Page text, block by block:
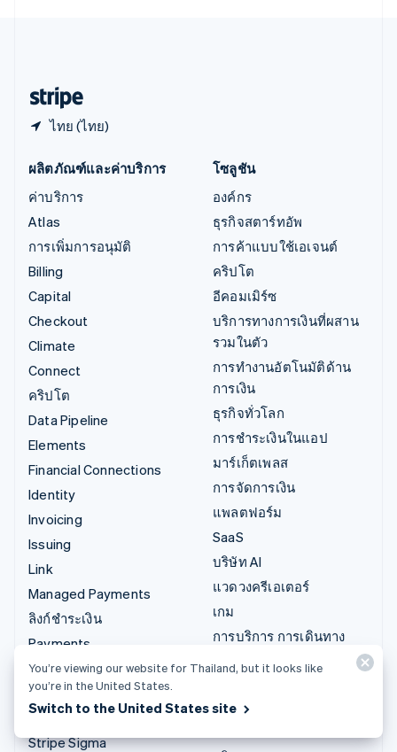
ไทย (ไทย)
ผลิตภัณฑ์และค่าบริการ
ค่าบริการ
Atlas
การเพิ่มการอนุมัติ
Billing
Capital
Checkout
Climate
Connect
คริปโต
Data Pipeline
Elements
Financial Connections
Identity
Invoicing
Issuing
Link
Managed Payments
ลิงก์ชำระเงิน
Payments
Payouts
Radar
Revenue Recognition
Stripe Sigma
โซลูชัน
องค์กร
ธุรกิจสตาร์ทอัพ
การค้าแบบใช้เอเจนต์
คริปโต
อีคอมเมิร์ซ
บริการทางการเงินที่ผสาน
รวมในตัว
การทำงานอัตโนมัติด้าน
การเงิน
ธุรกิจทั่วโลก
การชำระเงินในแอป
มาร์เก็ตเพลส
การจัดการเงิน
แพลตฟอร์ม
SaaS
บริษัท AI
แวดวงครีเอเตอร์
เกม
การบริการ การเดินทาง
สื่อและความบันเทิง
You’re viewing our website for Thailand, but it looks like
you’re in the United States.
Switch to the United States site